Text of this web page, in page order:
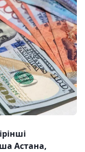
Астана,